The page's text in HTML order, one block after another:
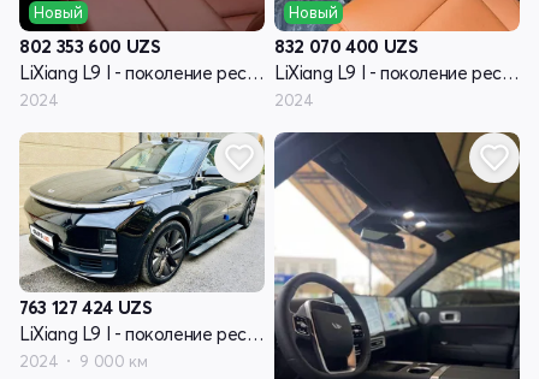
Новый
802 353 600 UZS
LiXiang L9 I - поколение рестайлинг
2024
Новый
832 070 400 UZS
LiXiang L9 I - поколение рестайлинг
2024
763 127 424 UZS
LiXiang L9 I - поколение рестайлинг
2024 9 000 км